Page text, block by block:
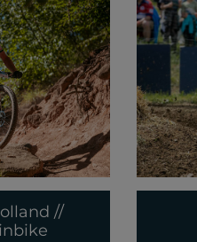
//